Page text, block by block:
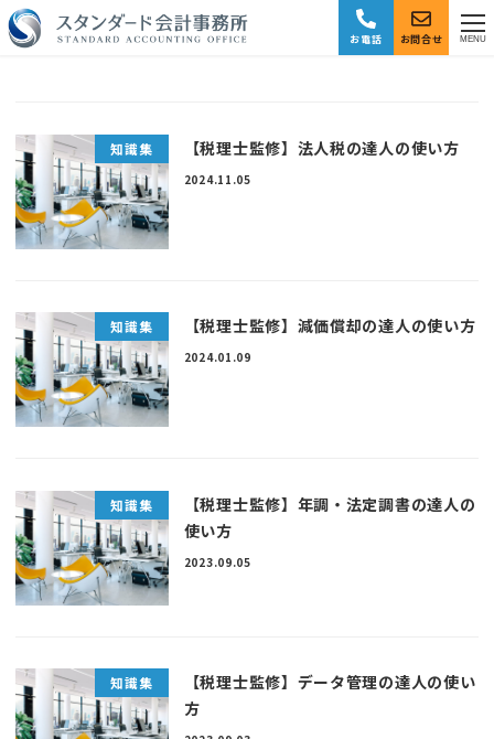
お電話 お問合せ MENU
知識集 【税理士監修】法人税の達人の使い方
2024.11.05
知識集 【税理士監修】減価償却の達人の使い方
2024.01.09
知識集
【税理士監修】年調・法定調書の達人の
使い方
2023.09.05
知識集
【税理士監修】データ管理の達人の使い
方